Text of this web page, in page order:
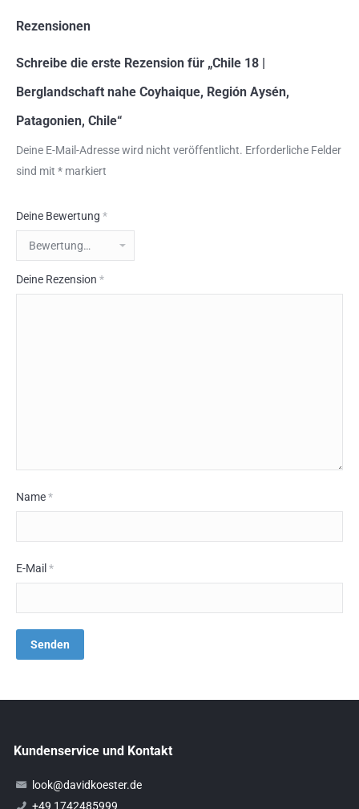
Rezensionen
Schreibe die erste Rezension für „Chile 18 |
Berglandschaft nahe Coyhaique, Región Aysén,
Patagonien, Chile“
Deine E-Mail-Adresse wird nicht veröffentlicht. Erforderliche Felder
sind mit * markiert
Deine Bewertung *
Deine Rezension *
Name*
E-Mail *
Kundenservice und Kontakt
look@davidkoester.de
+49 1742485999